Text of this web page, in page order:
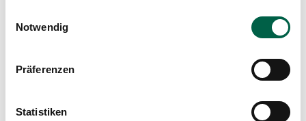
Notwendig
Präferenzen
StatistikenTrichtenhauserstrasse 20